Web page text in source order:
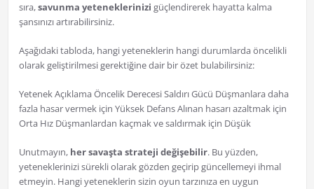
sıra,savunma yeteneklerinizi güçlendirerek hayatta kalma
şansınızı artırabilirsiniz.
Aşağıdaki tabloda, hangi yeteneklerin hangi durumlarda öncelikli
olarak geliştirilmesi gerektiğine dair bir özet bulabilirsiniz:
Yetenek Açıklama Öncelik Derecesi Saldırı Gücü Düşmanlara daha
fazla hasar vermek için Yüksek Defans Alınan hasarı azaltmak için
Orta Hız Düşmanlardan kaçmak ve saldırmak için Düşük
Unutmayın, her savaşta strateji değişebilir. Bu yüzden,
yeteneklerinizi sürekli olarak gözden geçirip güncellemeyi ihmal
etmeyin. Hangi yeteneklerin sizin oyun tarzınıza en uygun